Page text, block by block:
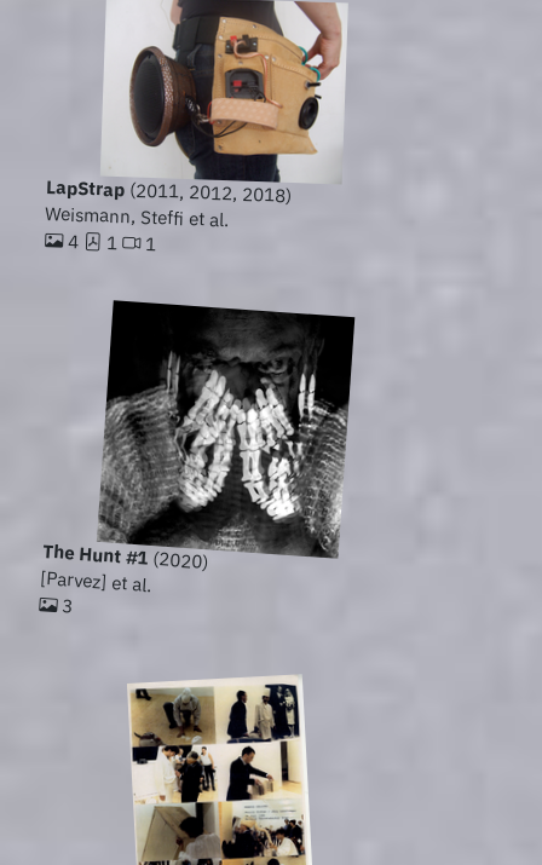
LapStrap (2011, 2012, 2018)
Weismann, Steffi et al.
4 1 1
The Hunt #1(2020)
[Parvez] et al.
3